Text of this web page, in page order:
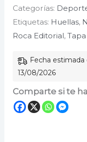
Categorías:
Etiquetas: Huellas,
Roca Editorial,
Fecha
13/08/2026
Comparte si te